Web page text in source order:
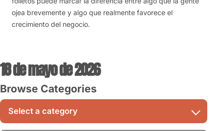
ojea brevemente y algo que realmente favorece el
crecimiento del negocio.
18 de mayo de 2026
Browse Categories